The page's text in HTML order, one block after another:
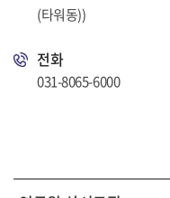
1) 보유기간 : 이용목적 달성시
2) 보유이유 : 채용절차의 진행
3. 동의를 거부할 권리에 대한 안
고객은 본 안내에 따른 개인정
있습니다. 다만, 귀하가 개인정
(타워동))
전화
031-8065-6000